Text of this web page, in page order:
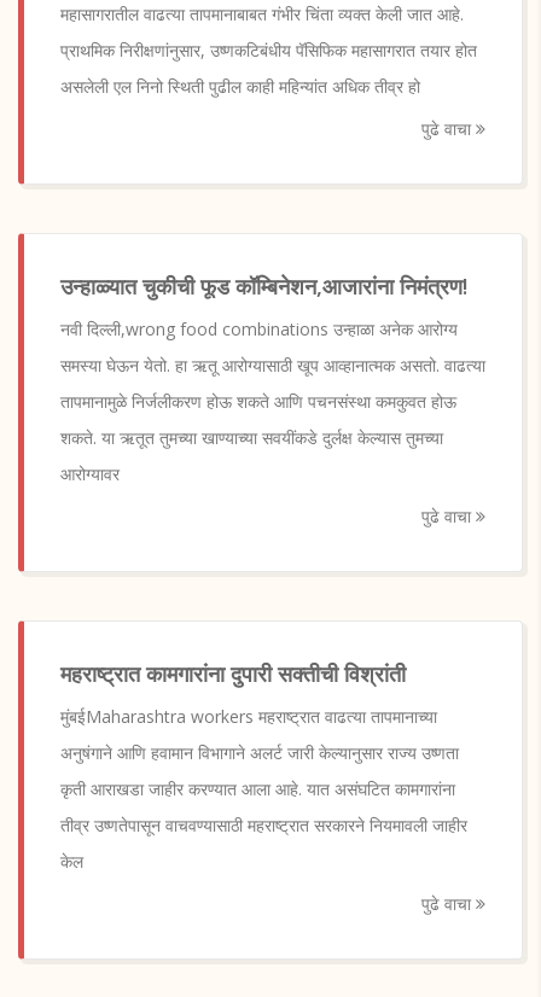
महासागरातील वाढत्या तापमानाबाबत गंभीर चिंता व्यक्त केली जात आहे.
प्राथमिक निरीक्षणांनुसार, उष्णकटिबंधीय पॅसिफिक महासागरात तयार होत
असलेली एल निनो स्थिती पुढील काही महिन्यांत अधिक तीव्र हो
पुढे वाचा
उन्हाळ्यात चुकीची फूड कॉम्बिनेशन,आजारांना निमंत्रण!
नवी दिल्ली,wrong food combinations उन्हाळा अनेक आरोग्य
समस्या घेऊन येतो. हा ऋतू आरोग्यासाठी खूप आव्हानात्मक असतो. वाढत्या
तापमानामुळे निर्जलीकरण होऊ शकते आणि पचनसंस्था कमकुवत होऊ
शकते. या ऋतूत तुमच्या खाण्याच्या सवयींकडे दुर्लक्ष केल्यास तुमच्या
आरोग्यावर
पुढे वाचा
महराष्ट्रात कामगारांना दुपारी सक्तीची विश्रांती
मुंबईMaharashtra workers महराष्ट्रात वाढत्या तापमानाच्या
अनुषंगाने आणि हवामान विभागाने अलर्ट जारी केल्यानुसार राज्य उष्णता
कृती आराखडा जाहीर करण्यात आला आहे. यात असंघटित कामगारांना
तीव्र उष्णतेपासून वाचवण्यासाठी महराष्ट्रात सरकारने नियमावली जाहीर
केल
पुढे वाचा